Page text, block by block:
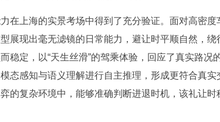
在上海的实景考场中得到了充分验证。面对高密
展现出毫无滤镜的日常能力，避让时平顺自然，
稳定，以“天生丝滑”的驾乘体验，回应了真实路
态感知与语义理解进行自主推理，形成更符合真
的复杂环境中，能够准确判断进退时机，该礼让